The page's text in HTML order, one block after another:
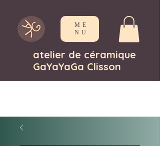
ME
NU
atelier de céramique
GaYaYaGa Clisson